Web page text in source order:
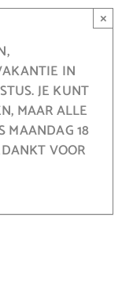
IN
JE KUNT
MAAR ALLE
MAANDAG 18
VOOR
×